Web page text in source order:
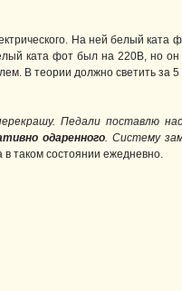
На ней белый ката
ката фот был на 220В, но
В теории должно светить за
Педали поставлю
одаренного. Систему
таком состоянии ежедневно.